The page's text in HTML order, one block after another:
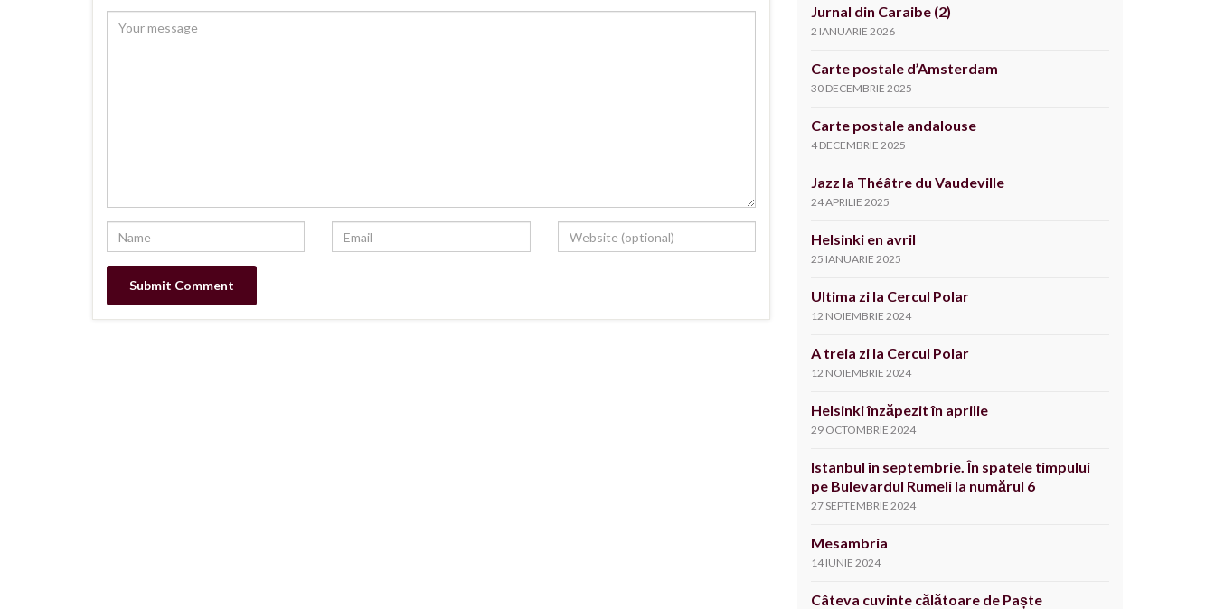
Jurnal din Caraibe (2)
2 IANUARIE 2026
Carte postale d’Amsterdam
30 DECEMBRIE 2025
Carte postale andalouse
4 DECEMBRIE 2025
Jazz la Théâtre du Vaudeville
24 APRILIE 2025
Helsinki en avril
25 IANUARIE 2025
Ultima zi la Cercul Polar
12 NOIEMBRIE 2024
A treia zi la Cercul Polar
12 NOIEMBRIE 2024
Helsinki înzăpezit în aprilie
29 OCTOMBRIE 2024
Istanbul în septembrie. În spatele timpului
pe Bulevardul Rumeli la numărul 6
27 SEPTEMBRIE 2024
Mesambria
14 IUNIE 2024
Câteva cuvinte călătoare de Paște